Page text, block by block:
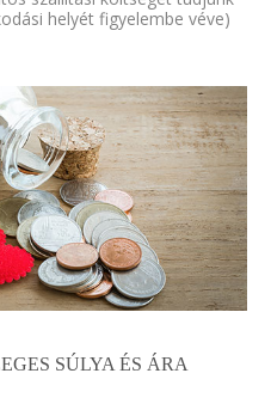
helyét figyelembe véve)
SÚLYA ÉS ÁRA